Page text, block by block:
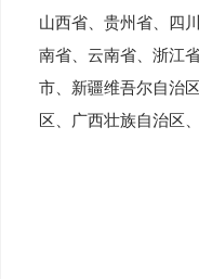
山西省、贵州省、四
南省、云南省、浙江
市、新疆维吾尔自治
区、广西壮族自治区